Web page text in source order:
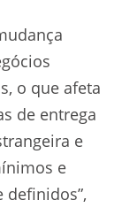
o que afeta
de entrega
e
e